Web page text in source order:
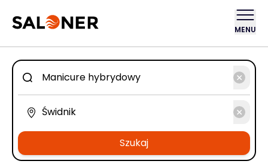
MENU
Szukaj